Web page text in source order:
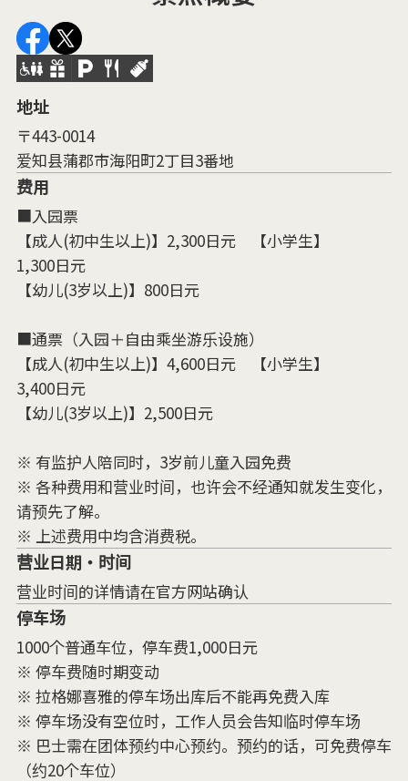
地址
〒443-0014
爱知县蒲郡市海阳町2丁目3番地
费用
■入园票
【成人(初中生以上)】2,300日元 【小学生】
1,300日元
【幼儿(3岁以上)】800日元
■通票（入园＋自由乘坐游乐设施）
【成人(初中生以上)】4,600日元 【小学生】
3,400日元
【幼儿(3岁以上)】2,500日元
※ 有监护人陪同时，3岁前儿童入园免费
※ 各种费用和营业时间，也许会不经通知就发生变化，
请预先了解。
※ 上述费用中均含消费税。
营业日期・时间
营业时间的详情请在官方网站确认
停车场
1000个普通车位，停车费1,000日元
※ 停车费随时期变动
※ 拉格娜喜雅的停车场出库后不能再免费入库
※ 停车场没有空位时，工作人员会告知临时停车场
※ 巴士需在团体预约中心预约。预约的话，可免费停车
（约20个车位）